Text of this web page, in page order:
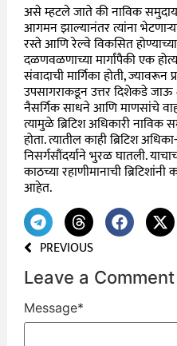
असे म्हटले जाते की नाविक समुदाय
आगमन झाल्यानंतर त्यांना
रस्ते आणि रेल्वे विकसित
दळणवळणाच्या मार्गांपैकी एक
संवादाची मार्गिका होती,
उपसागराकडून उत्तर दिशेकडे
नैसर्गिक साधने आणि माणसांचे
त्यामुळे ब्रिटिश अधिकारी नाविक
होता. त्यातील काही ब्रिटिश
निसर्गसौंदर्याने भुरळ घातली.
काठच्या रहाणीमानाची
आहेत.
PREVIOUS
Leave a Comment
Message*